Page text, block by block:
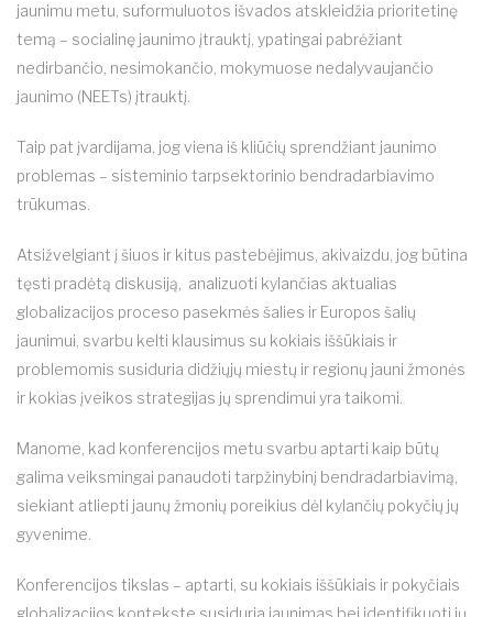
jaunimu metu, suformuluotos išvados atskleidžia prioritetinę
temą – socialinę jaunimo įtrauktį, ypatingai pabrėžiant
nedirbančio, nesimokančio, mokymuose nedalyvaujančio
jaunimo (NEETs) įtrauktį.
Taip pat įvardijama, jog viena iš kliūčių sprendžiant jaunimo
problemas – sisteminio tarpsektorinio bendradarbiavimo
trūkumas.
Atsižvelgiant į šiuos ir kitus pastebėjimus, akivaizdu, jog būtina
tęsti pradėtą diskusiją, analizuoti kylančias aktualias
globalizacijos proceso pasekmės šalies ir Europos šalių
jaunimui, svarbu kelti klausimus su kokiais iššūkiais ir
problemomis susiduria didžiųjų miestų ir regionų jauni žmonės
ir kokias įveikos strategijas jų sprendimui yra taikomi.
Manome, kad konferencijos metu svarbu aptarti kaip būtų
galima veiksmingai panaudoti tarpžinybinį bendradarbiavimą,
siekiant atliepti jaunų žmonių poreikius dėl kylančių pokyčių jų
gyvenime.
Konferencijos tikslas – aptarti, su kokiais iššūkiais ir pokyčiais